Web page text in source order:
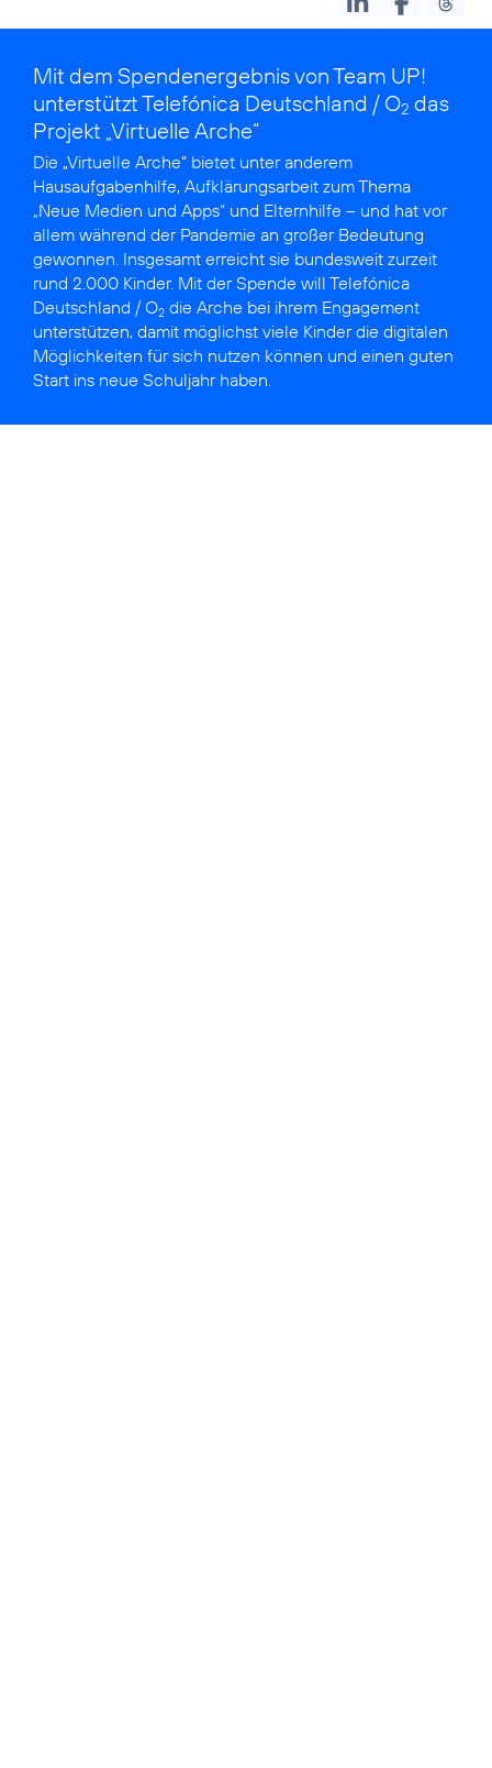
Mit dem Spendenergebnis von Team UP!
unterstützt Telefónica Deutschland / O2 das
Projekt „Virtuelle Arche“
Die „Virtuelle Arche“ bietet unter anderem
Hausaufgabenhilfe, Aufklärungsarbeit zum Thema
„Neue Medien und Apps“ und Elternhilfe – und hat vor
allem während der Pandemie an großer Bedeutung
gewonnen. Insgesamt erreicht sie bundesweit zurzeit
rund 2.000 Kinder. Mit der Spende will Telefónica
Deutschland / O2 die Arche bei ihrem Engagement
unterstützen, damit möglichst viele Kinder die digitalen
Möglichkeiten für sich nutzen können und einen guten
Start ins neue Schuljahr haben.